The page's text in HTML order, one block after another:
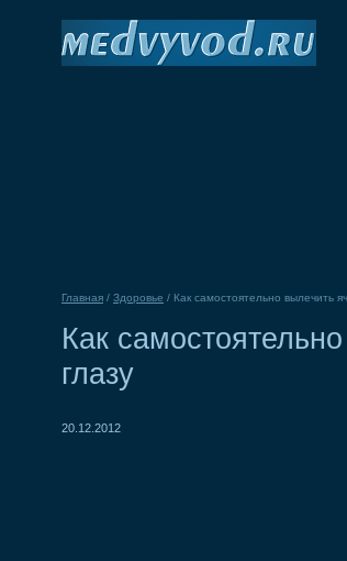
Главная / Здоровье / Как самостоятельно вылечить
Как
глазу
20.12.2012